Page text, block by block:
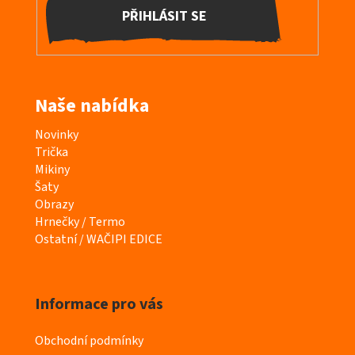
PŘIHLÁSIT SE
Naše nabídka
K
a
t
e
g
o
r
Novinky
Trička
Mikiny
Šaty
Obrazy
Hrnečky / Termo
Ostatní / WAČIPI EDICE
Informace pro vás
Obchodní podmínky